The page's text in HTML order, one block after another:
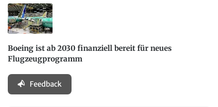
Boeing ist ab 2030 finanziell bereit für neues
Flugzeugprogramm
Feedback